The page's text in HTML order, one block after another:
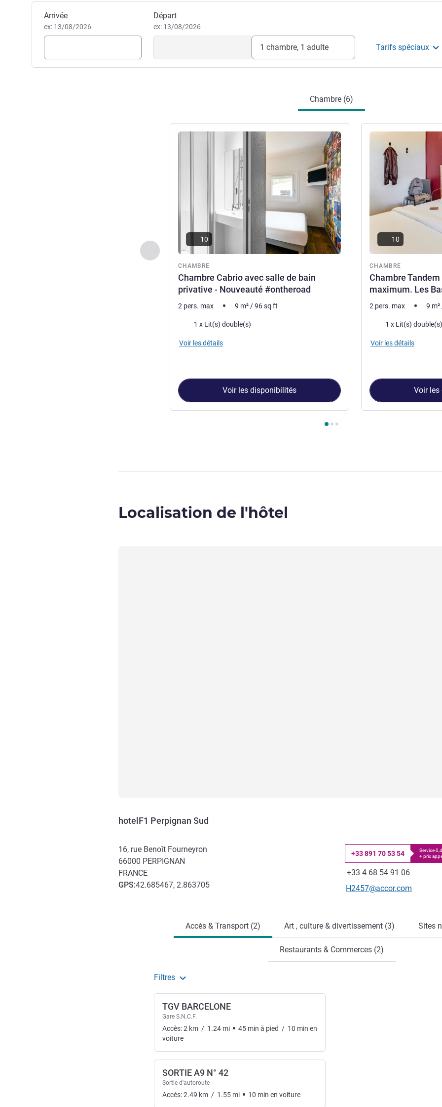
proximité du centre et des plages.
Direction de l'hôtel
Réserver cet hôtel
Arrivée
ex: 13/08/2026
Départ
ex: 13/08/2026
1 chambre, 1 adulte Tarifs spéciaux
Chambre (6)
Précédent - Chambre
CHAMBRE
Chambre Cabrio avec salle de bain
privative - Nouveauté #ontheroad
Voir les détails
10
2 pers. max 9 m² /96sq ft
Literie1 x Lit(s) double(s)
Voir les détails
Voir les disponibilités
CHAMBRE
Chambre Tandem
maximum. Les
Voir les détails
10
2 pers. max 9 m²
Literie1 x Lit(s) double(s)
Voir les détails
Voir
Localisation de l'hôtel
hotelF1 Perpignan Sud
16, rue Benoît Fourneyron
66000 PERPIGNAN
FRANCE
GPS:42.685467, 2.863705
Téléphone
+33 891 70 53 54
Service
+ prix
Fax
+33 4 68 54 91 06
Email de contact
H2457@accor.com
Accès & Transport (2) Art , culture & divertissement (3) Sites
Restaurants & Commerces (2)
Filtres
TGV BARCELONE
Gare S.N.C.F.
Accès:2 km / 1.24 mi 45 min à pied / 10 min en
voiture
SORTIE A9 N° 42
Sortie d'autoroute
Accès:2.49 km / 1.55 mi 10 min en voiture